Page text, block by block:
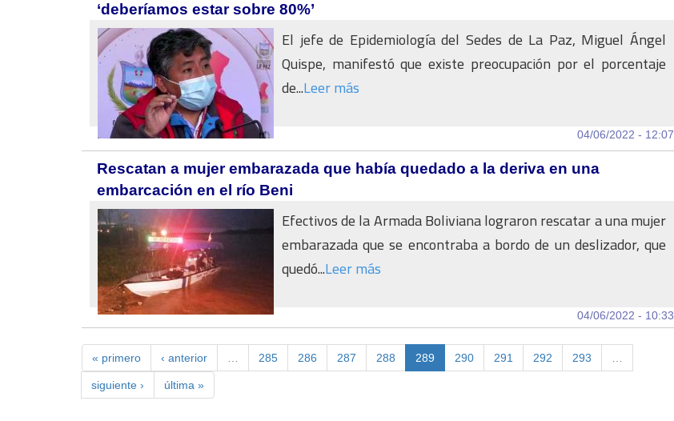
‘deberíamos estar sobre 80%’
El jefe de Epidemiología del Sedes de La Paz, Miguel Ángel
Quispe, manifestó que existe preocupación por el porcentaje
de...Leer más
04/06/2022 - 12:07
Rescatan a mujer embarazada que había quedado a la deriva en una
embarcación en el río Beni
Efectivos de la Armada Boliviana lograron rescatar a una mujer
embarazada que se encontraba a bordo de un deslizador, que
quedó...Leer más
04/06/2022 - 10:33
« primero ‹ anterior 285 286 287 288 289 290 291 292 293
siguiente › última »